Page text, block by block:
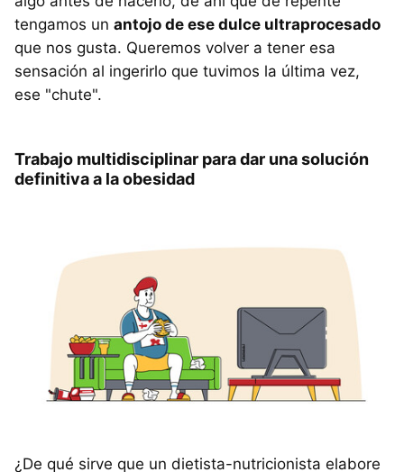
tengamos un antojo de ese dulce ultraprocesado
que nos gusta. Queremos volver a tener esa
sensación al ingerirlo que tuvimos la última vez,
ese "chute".
Trabajo multidisciplinar para dar una solución
definitiva a la obesidad
¿De qué sirve que un dietista-nutricionista elabore